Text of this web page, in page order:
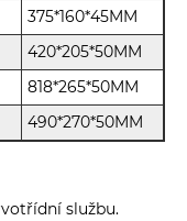
375*160*45MM
420*205*50MM
818*265*50MM
490*270*50MM
službu.